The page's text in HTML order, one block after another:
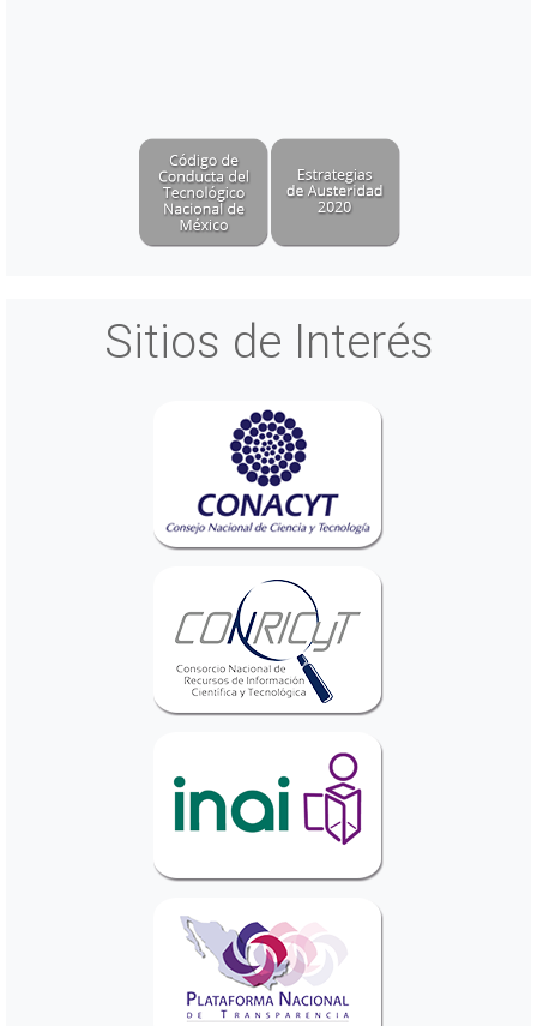
Sitios de Interés